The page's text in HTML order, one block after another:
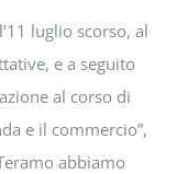
luglio scorso, al
e a seguito
al corso di
e il commercio”,
abbiamo